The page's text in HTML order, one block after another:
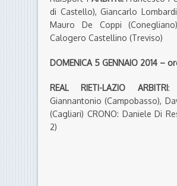
di Castello), Giancarlo
Mauro De Coppi
Calogero Castellino (Treviso)
DOMENICA 5 GENNAIO 2014 –
REAL RIETI-LAZIO ARBITRI:
Giannantonio (Campobasso),
(Cagliari) CRONO: Daniele Di
2)